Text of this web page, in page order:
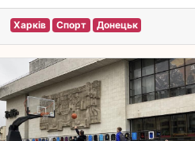
Харків Спорт Донецьк